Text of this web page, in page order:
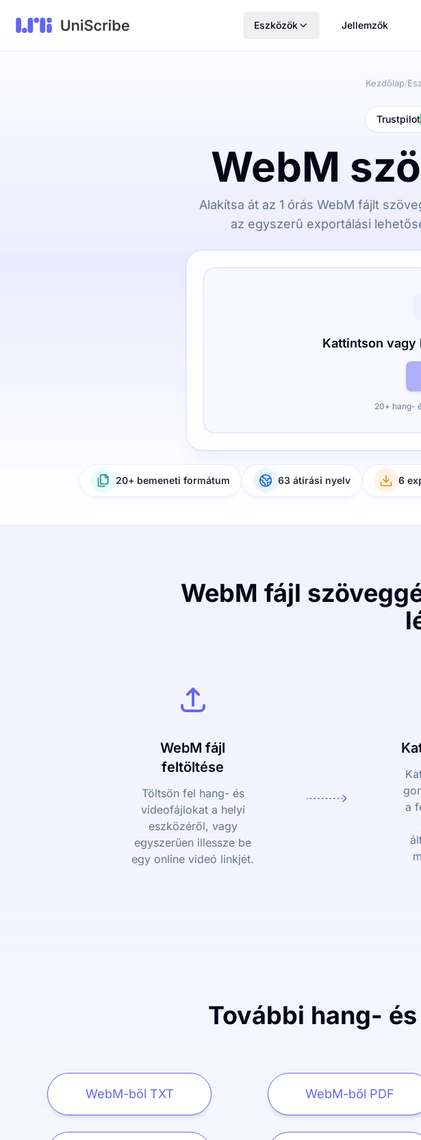
Eszközök Jellemzők
Kezdőlap/
Trustpilot
WebM
Alakítsa át az 1 órás WebM fájlt
az egyszerű exportálási
Kattintson vagy
20+ hang-
20+ bemeneti formátum 63 átírási nyelv 6
WebM fájl
WebM fájl
feltöltése
Töltsön fel hang- és
videofájlokat a helyi
eszközéről, vagy
egyszerűen illessze be
egy online videó linkjét.
a
További hang-
WebM-ből TXT WebM-ből PDF